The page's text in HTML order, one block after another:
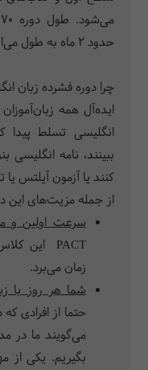
حدود 2 ماه به طول می­‌انجامد.
چرا دوره فشرده زبان
ایده‌آل همه
انگلیسی تسلط پیدا
ببینند، نامه
کنند یا آزمون آیلتس یا
از جمله مزیت‌­های این
سرعت اولین و
PACT
زمان می‌برد.
شما هر روز با
حتما از افرادی
می‌گویند ما در
بگیریم. یکی از